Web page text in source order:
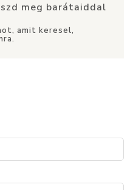
meg barátaiddal
amit keresel,